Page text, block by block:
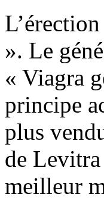
». Le
« Viagra
principe
plus
de
meilleur